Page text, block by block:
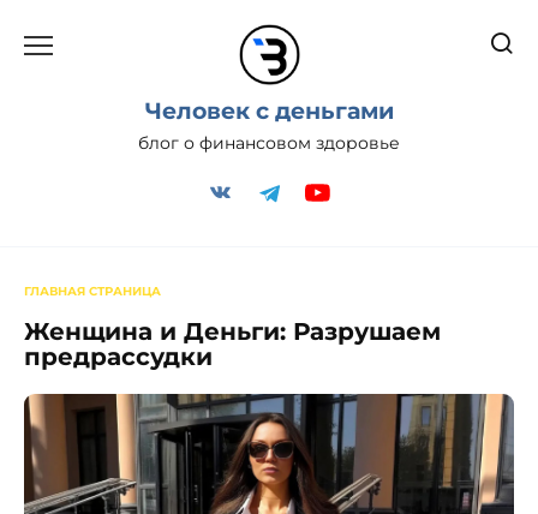
содержанию
Человек с деньгами
блог о финансовом здоровье
ГЛАВНАЯ СТРАНИЦА
Женщина и Деньги: Разрушаем
предрассудки